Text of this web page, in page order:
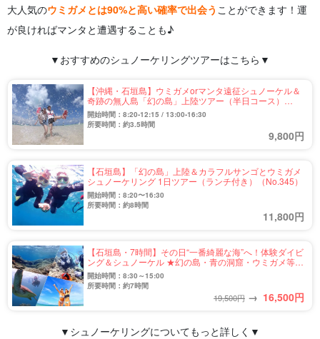
大人気のウミガメとは90%と高い確率で出会う ことができます！運
が良ければマンタと遭遇することも♪
▼おすすめのシュノーケリングツアーはこちら▼
【沖縄・石垣島】ウミガメorマンタ遠征シュノーケル＆
奇跡の無人島「幻の島」上陸ツアー（半日コース）
（No.500）
開始時間：8:20-12:15 / 13:00-16:30
所要時間：約3.5時間
9,800円
【石垣島】「幻の島」上陸＆カラフルサンゴとウミガメ
シュノーケリング 1日ツアー（ランチ付き）（No.345）
開始時間：8:20〜16:30
所要時間：約8時間
11,800円
【石垣島・7時間】その日“一番綺麗な海”へ！体験ダイビ
ング＆シュノーケル ★幻の島・青の洞窟・ウミガメ等か
ら厳選（No.481）
開始時間：8:30～15:00
所要時間：約7時間
19,500円 → 16,500円
▼シュノーケリングについてもっと詳しく▼